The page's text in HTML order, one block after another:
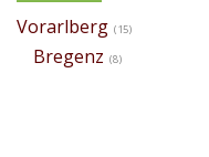
Vorarlberg (15)
Bregenz (8)